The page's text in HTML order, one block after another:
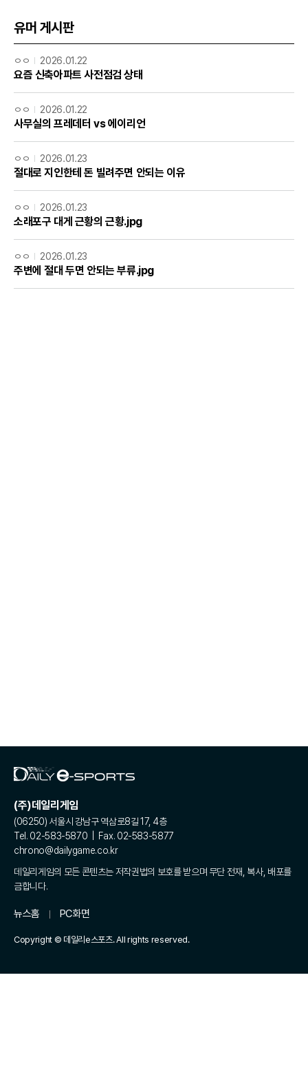
유머 게시판
ㅇㅇ 2026.01.22
요즘 신축아파트 사전점검 상태
ㅇㅇ 2026.01.22
사무실의 프레데터 vs 에이리언
ㅇㅇ 2026.01.23
절대로 지인한테 돈 빌려주면 안되는 이유
ㅇㅇ 2026.01.23
소래포구 대게 근황의 근황.jpg
ㅇㅇ 2026.01.23
주변에 절대 두면 안되는 부류.jpg
(주)데일리게임
(06250) 서울시 강남구 역삼로8길 17, 4층
Tel. 02-583-5870 | Fax. 02-583-5877
chrono@dailygame.co.kr
데일리게임의 모든 콘텐츠는 저작권법의 보호를 받으며 무단 전재, 복사, 배포를
금합니다.
뉴스홈 PC화면
Copyright © 데일리e스포츠. All rights reserved.